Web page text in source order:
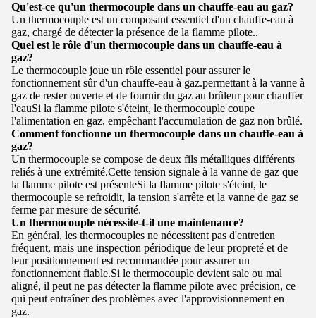
Qu'est-ce qu'un thermocouple dans un chauffe-eau au gaz?
Un thermocouple est un composant essentiel d'un chauffe-eau à
gaz, chargé de détecter la présence de la flamme pilote..
Quel est le rôle d'un thermocouple dans un chauffe-eau à
gaz?
Le thermocouple joue un rôle essentiel pour assurer le
fonctionnement sûr d'un chauffe-eau à gaz.permettant à la vanne à
gaz de rester ouverte et de fournir du gaz au brûleur pour chauffer
l'eauSi la flamme pilote s'éteint, le thermocouple coupe
l'alimentation en gaz, empêchant l'accumulation de gaz non brûlé.
Comment fonctionne un thermocouple dans un chauffe-eau à
gaz?
Un thermocouple se compose de deux fils métalliques différents
reliés à une extrémité.Cette tension signale à la vanne de gaz que
la flamme pilote est présenteSi la flamme pilote s'éteint, le
thermocouple se refroidit, la tension s'arrête et la vanne de gaz se
ferme par mesure de sécurité.
Un thermocouple nécessite-t-il une maintenance?
En général, les thermocouples ne nécessitent pas d'entretien
fréquent, mais une inspection périodique de leur propreté et de
leur positionnement est recommandée pour assurer un
fonctionnement fiable.Si le thermocouple devient sale ou mal
aligné, il peut ne pas détecter la flamme pilote avec précision, ce
qui peut entraîner des problèmes avec l'approvisionnement en
gaz.